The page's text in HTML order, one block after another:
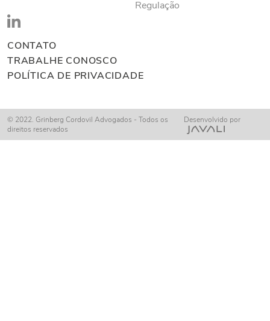
Regulação
CONTATO
TRABALHE CONOSCO
POLÍTICA DE PRIVACIDADE
© 2022. Grinberg Cordovil Advogados - Todos os
direitos reservados
Desenvolvido por